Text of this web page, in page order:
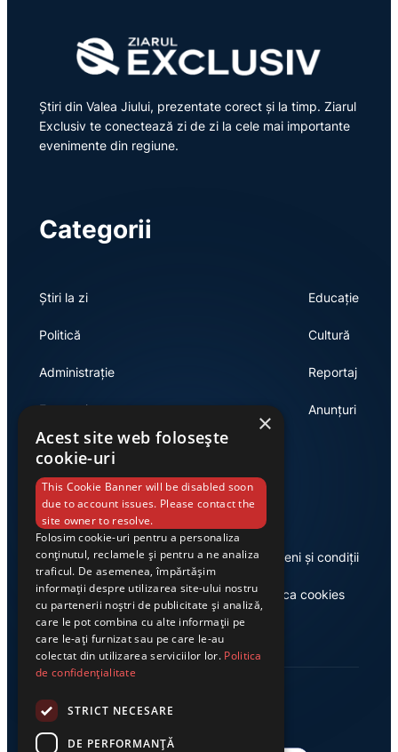
Știri din Valea Jiului, prezentate corect și la timp. Ziarul
Exclusiv te conectează zi de zi la cele mai importante
evenimente din regiune.
Categorii
Știri la zi
Politică
Administrație
Economie
Educație
Cultură
Reportaj
Anunțuri
Link-uri utile
Despre noi
Casa de editură Exclusiv
Termeni și condiții
Politica cookies
×
Acest site web folosește
cookie-uri
This Cookie Banner will be disabled soon
due to account issues. Please contact the
site owner to resolve.
Folosim cookie-uri pentru a personaliza
conținutul, reclamele și pentru a ne analiza
traficul. De asemenea, împărtășim
informații despre utilizarea site-ului nostru
cu partenerii noștri de publicitate și analiză,
care le pot combina cu alte informații pe
care le-ați furnizat sau pe care le-au
colectat din utilizarea serviciilor lor. Politica
de confidențialitate
STRICT NECESARE
DE PERFORMANȚĂ